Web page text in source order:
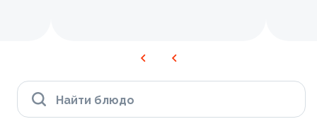
Найти блюдо